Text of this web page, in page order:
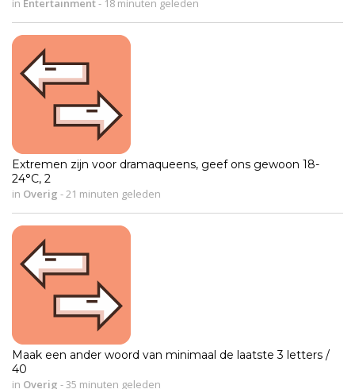
Extremen zijn voor dramaqueens, geef ons gewoon 18-
24°C, 2
in Overig - 21 minuten geleden
Maak een ander woord van minimaal de laatste 3 letters /
40
in Overig - 35 minuten geleden